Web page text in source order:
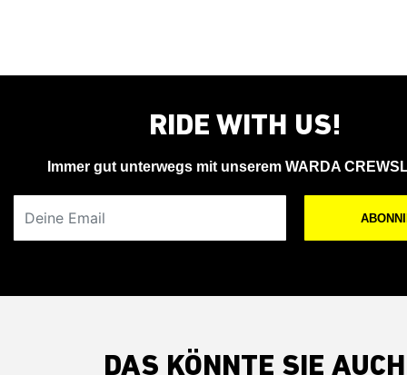
RIDE WITH US!
Immer gut unterwegs mit unserem WARDA
DAS KÖNNTE SIE AUCH